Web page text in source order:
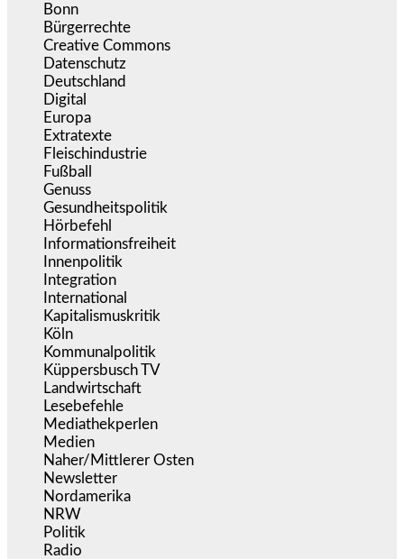
Bonn
Bürgerrechte
Creative Commons
Datenschutz
Deutschland
Digital
Europa
Extratexte
Fleischindustrie
Fußball
Genuss
Gesundheitspolitik
Hörbefehl
Informationsfreiheit
Innenpolitik
Integration
International
Kapitalismuskritik
Köln
Kommunalpolitik
Küppersbusch TV
Landwirtschaft
Lesebefehle
Mediathekperlen
Medien
Naher/Mittlerer Osten
Newsletter
Nordamerika
NRW
Politik
Radio